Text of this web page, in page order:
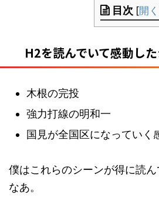
目次 [開く
H2を読んでいて感動し
木根の完投
強力打線の明和一
国見が全国区になっていく
僕はこれらのシーンが得に読
なあ。